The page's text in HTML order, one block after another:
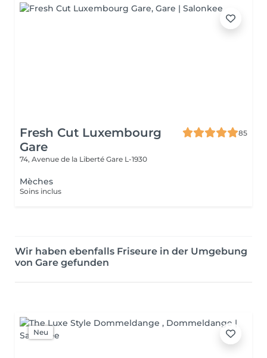
Fresh Cut Luxembourg
Gare
85
74, Avenue de la Liberté Gare L-1930
Mèches
Soins inclus
Wir haben ebenfalls Friseure in der Umgebung
von Gare gefunden
Neu